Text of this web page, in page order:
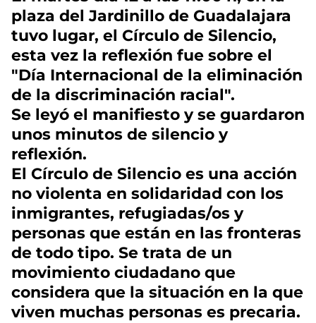
plaza del Jardinillo de Guadalajara
tuvo lugar, el Círculo de Silencio,
esta vez la reflexión fue sobre el
"Día Internacional de la eliminación
de la discriminación racial".
Se leyó el manifiesto y se guardaron
unos minutos de silencio y
reflexión.
El Círculo de Silencio es una acción
no violenta en solidaridad con los
inmigrantes, refugiadas/os y
personas que están en las fronteras
de todo tipo. Se trata de un
movimiento ciudadano que
considera que la situación en la que
viven muchas personas es precaria.